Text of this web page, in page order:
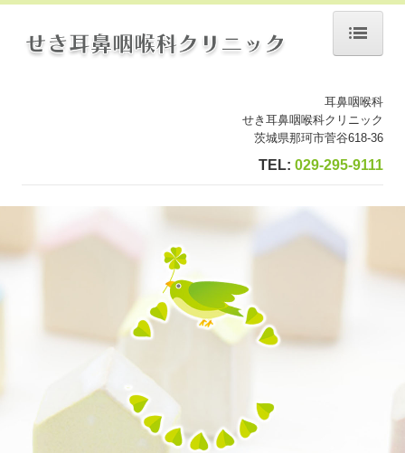
耳の疾患
花粉症・アレルギー
受診される方へ
施設・設備のご案内
耳鼻咽喉科
せき耳鼻咽喉科クリニック
茨城県那珂市菅谷618-36
TEL: 029-295-9111